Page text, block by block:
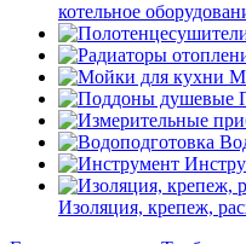
котельное
Изоляция, крепеж,